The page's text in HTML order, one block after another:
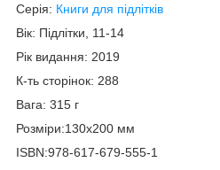
Серія: Книги для підлітків
Вік: Підлітки, 11-14
Рік видання: 2019
К-ть сторінок: 288
Вага: 315 г
Розміри:130x200 мм
ISBN:978-617-679-555-1